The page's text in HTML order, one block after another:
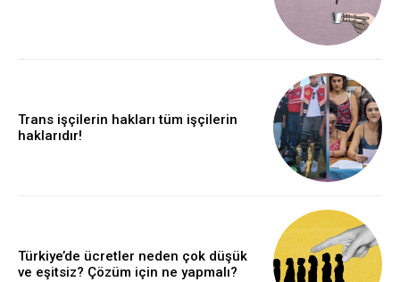
Trans işçilerin hakları tüm işçilerin
haklarıdır!
Türkiye’de ücretler neden çok düşük
ve eşitsiz? Çözüm için ne yapmalı?